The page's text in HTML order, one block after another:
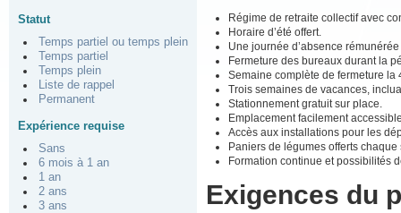
Statut
Temps partiel ou temps plein
Temps partiel
Temps plein
Liste de rappel
Permanent
Expérience requise
Sans
6 mois à 1 an
1 an
2 ans
3 ans
Régime de retraite collectif avec
Horaire d’été offert.
Une journée d’absence
Fermeture des bureaux durant la
Semaine complète de fermeture la
Trois semaines de vacances,
Stationnement gratuit sur place.
Emplacement facilement
Accès aux installations pour les
Paniers de légumes offerts chaque
Formation continue et possibilités
Exigences du